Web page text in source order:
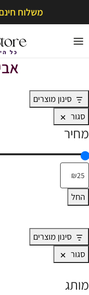
משלוח חינם
סינון מוצרים
סגור
מחיר
החל
סינון מוצרים
סגור
מותג